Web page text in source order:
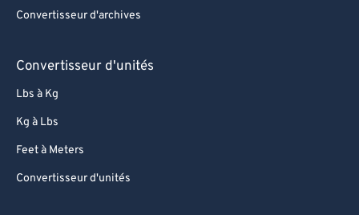
Convertisseur d'archives
Convertisseur d'unités
Lbs à Kg
Kg à Lbs
Feet à Meters
Convertisseur d'unités